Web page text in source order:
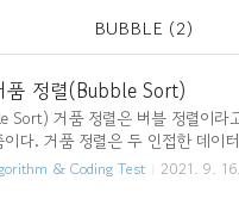
BUBBLE (2)
품 정렬(Bubble Sort)
Sort) 거품 정렬은 버블 정렬이라
다. 거품 정렬은 두 인접한 데이
에 있는 데이터가 뒤에 있는 데이터
는 정렬 알고리즘이다. 이름의 유
& Coding Test
2021. 9. 16.